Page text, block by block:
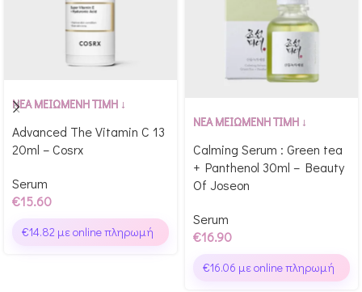
Αγόρασε & κέρδισε 156
ΝΕΑ ΜΕΙΩΜΕΝΗ ΤΙΜΗ ↓
Advanced The Vitamin C 13
20ml – Cosrx
Serum
€15.60
€14.82 με online πληρωμή
Αγόρασε & κέρδισε 169
ΝΕΑ ΜΕΙΩΜΕΝΗ ΤΙΜΗ ↓
Calming Serum : Green tea
+ Panthenol 30ml – Beauty
Of Joseon
Serum
€16.90
€16.06 με online πληρωμή